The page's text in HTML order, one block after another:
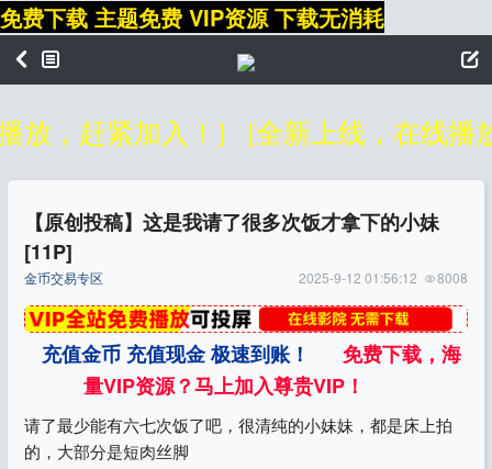
免费下载 主题免费 VIP资源 下载无消耗
，赶紧加入！] [全新上线，在线播
【原创投稿】这是我请了很多次饭才拿下的小妹
[11P]
金币交易专区 8008
2025-9-12 01:56:12
充值金币 充值现金 极速到账！
免费下载，海
量VIP资源？马上加入尊贵VIP！
请了最少能有六七次饭了吧，很清纯的小妹妹，都是床上拍
的，大部分是短肉丝脚